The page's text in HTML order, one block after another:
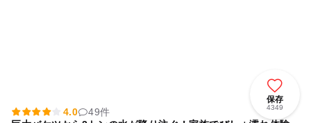
保存
4349
4.0
49件